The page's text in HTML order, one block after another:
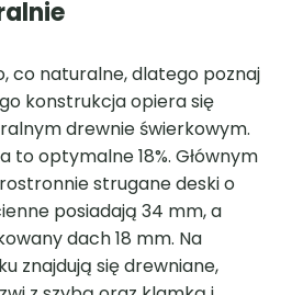
co naturalne, dlatego poznaj
konstrukcja opiera się
drewnie świerkowym.
to optymalne 18%. Głównym
strugane deski o
posiadają 34 mm, a
dach 18 mm. Na
znajdują się drewniane,